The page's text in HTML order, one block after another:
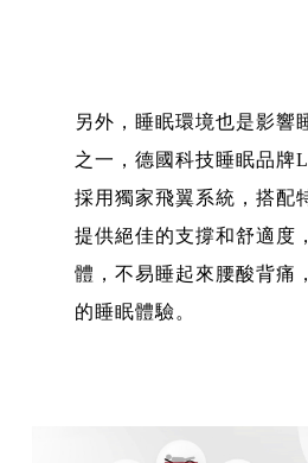
另外，睡眠環境也是影響
之一，德國科技睡眠品牌
採用獨家飛翼系統，搭配
提供絕佳的支撐和舒適度
體，不易睡起來腰酸背痛
的睡眠體驗。